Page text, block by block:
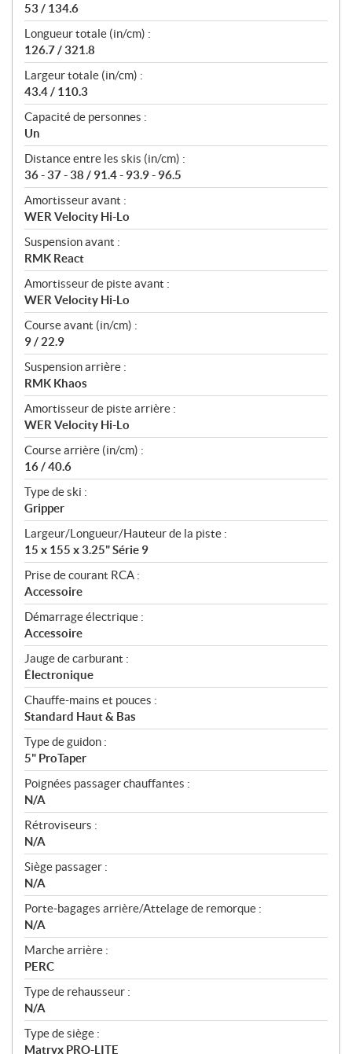
53 / 134.6
Longueur totale (in/cm) :
126.7 / 321.8
Largeur totale (in/cm) :
43.4 / 110.3
Capacité de personnes :
Un
Distance entre les skis (in/cm) :
36 - 37 - 38 / 91.4 - 93.9 - 96.5
Amortisseur avant :
WER Velocity Hi-Lo
Suspension avant :
RMK React
Amortisseur de piste avant :
WER Velocity Hi-Lo
Course avant (in/cm) :
9 / 22.9
Suspension arrière :
RMK Khaos
Amortisseur de piste arrière :
WER Velocity Hi-Lo
Course arrière (in/cm) :
16 / 40.6
Type de ski :
Gripper
Largeur/Longueur/Hauteur de la piste :
15 x 155 x 3.25" Série 9
Prise de courant RCA :
Accessoire
Démarrage électrique :
Accessoire
Jauge de carburant :
Électronique
Chauffe-mains et pouces :
Standard Haut & Bas
Type de guidon :
5" ProTaper
Poignées passager chauffantes :
N/A
Rétroviseurs :
N/A
Siège passager :
N/A
Porte-bagages arrière/Attelage de remorque :
N/A
Marche arrière :
PERC
Type de rehausseur :
N/A
Type de siège :
Matryx PRO-LITE